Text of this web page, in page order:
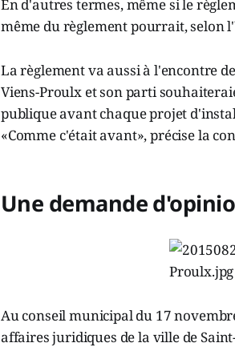
En d'autres termes, même si le
même du règlement pourrait, selon
La règlement va aussi à l'encontre
Viens-Proulx et son parti
publique avant chaque projet
«Comme c'était avant», précise la
Une demande
Au conseil municipal du 17
affaires juridiques de la ville de